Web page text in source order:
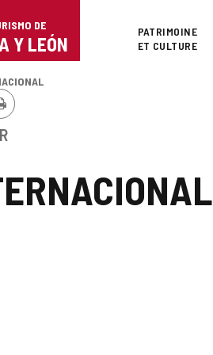
DE
Y LEÓN
Superior
PATRIMOINE
ET CULTURE
Imprimer